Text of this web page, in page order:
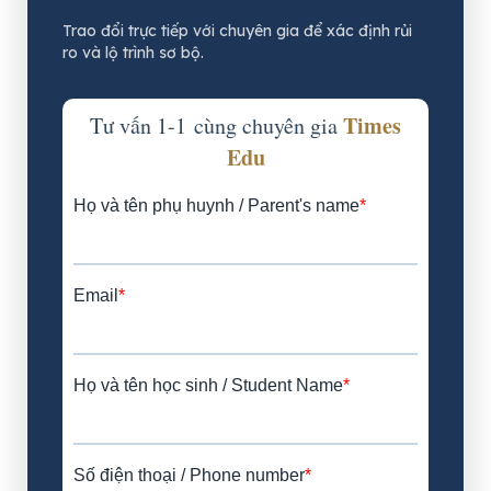
Trao đổi trực tiếp với chuyên gia để xác định rủi
ro và lộ trình sơ bộ.